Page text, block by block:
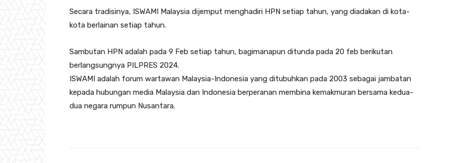
Secara tradisinya, ISWAMI Malaysia dijemput menghadiri HPN setiap tahun, yang diadakan di kota-
kota berlainan setiap tahun.
Sambutan HPN adalah pada 9 Feb setiap tahun, bagimanapun ditunda pada 20 feb berikutan
berlangsungnya PILPRES 2024.
ISWAMI adalah forum wartawan Malaysia-Indonesia yang ditubuhkan pada 2003 sebagai jambatan
kepada hubungan media Malaysia dan Indonesia berperanan membina kemakmuran bersama kedua-
dua negara rumpun Nusantara.